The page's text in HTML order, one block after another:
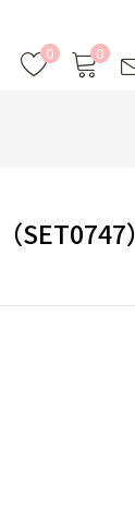
0 0
SET0747）